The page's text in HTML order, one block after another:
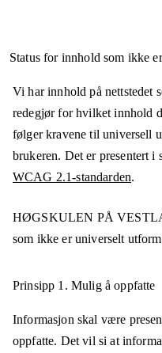
Status for innhold som ikke
Vi har innhold på nettstedet
redegjør for hvilket innhold
følger kravene til universell
brukeren. Det er presentert i
WCAG 2.1-standarden.
HØGSKULEN PÅ
som ikke er universelt
Prinsipp 1. Mulig å oppfatte
Informasjon skal være
oppfatte. Det vil si at